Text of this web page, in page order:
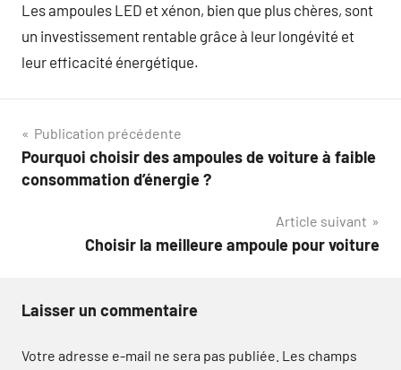
Les ampoules LED et xénon, bien que plus chères, sont
un investissement rentable grâce à leur longévité et
leur efficacité énergétique.
Navigation
de
Publication précédente
Pourquoi choisir des ampoules de voiture à faible
consommation d’énergie ?
Article suivant
Choisir la meilleure ampoule pour voiture
Laisser un commentaire
Votre adresse e-mail ne sera pas publiée. Les champs